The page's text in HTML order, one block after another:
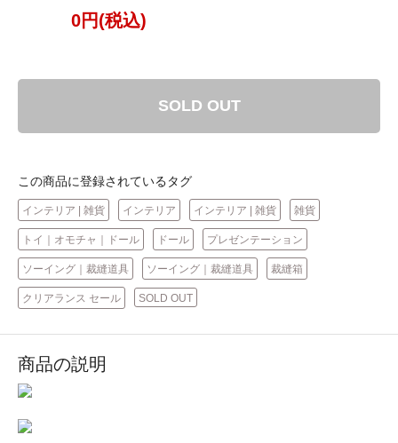
0円(税込)
SOLD OUT
この商品に登録されているタグ
インテリア | 雑貨 インテリア インテリア | 雑貨 雑貨
トイ｜オモチャ｜ドール ドール プレゼンテーション
ソーイング｜裁縫道具 ソーイング｜裁縫道具 裁縫箱
クリアランス セール SOLD OUT
商品の説明